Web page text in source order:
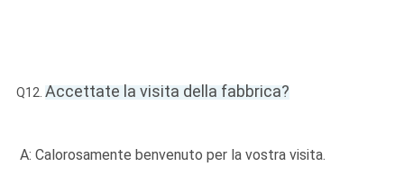
Q12. Accettate la visita della fabbrica?
A: Calorosamente benvenuto per la vostra visita.